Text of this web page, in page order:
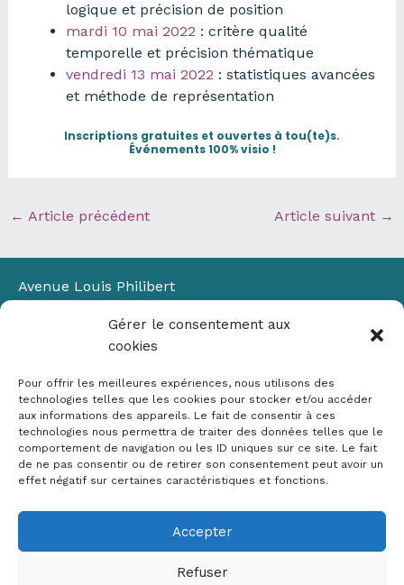
Gérer le consentement aux
cookies
Pour offrir les meilleures expériences, nous utilisons des
technologies telles que les cookies pour stocker et/ou accéder
aux informations des appareils. Le fait de consentir à ces
technologies nous permettra de traiter des données telles que le
comportement de navigation ou les ID uniques sur ce site. Le fait
de ne pas consentir ou de retirer son consentement peut avoir un
effet négatif sur certaines caractéristiques et fonctions.
Accepter
Refuser
logique et précision de position
mardi 10 mai 2022 : critère qualité
temporelle et précision thématique
vendredi 13 mai 2022 : statistiques avancées
et méthode de représentation
Inscriptions gratuites et ouvertes à tou(te)s.
Événements 100% visio !
← Article précédent Article suivant →
Avenue Louis Philibert
Bâtiment Laennec
13100 Aix-en-Provence
✉ contact@crige-paca.org
Mentions légales
RGPD